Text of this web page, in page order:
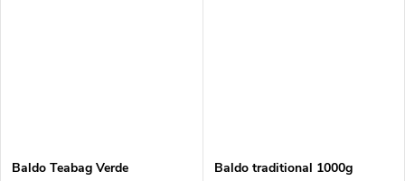
Baldo Teabag Verde
Baldo traditional 1000g